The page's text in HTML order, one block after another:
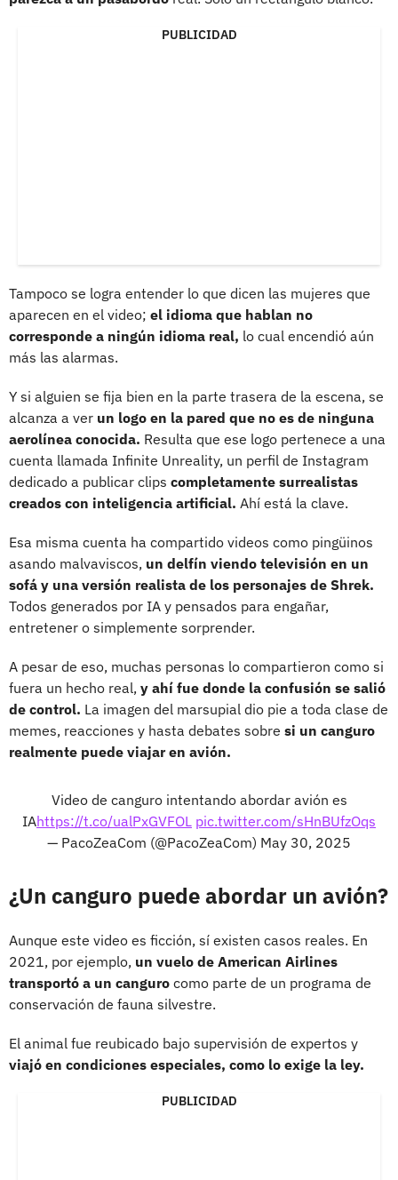
PUBLICIDAD
Tampoco se logra entender lo que dicen las mujeres que
aparecen en el video; el idioma que hablan no
corresponde a ningún idioma real, lo cual encendió aún
más las alarmas.
Y si alguien se fija bien en la parte trasera de la escena, se
alcanza a ver un logo en la pared que no es de ninguna
aerolínea conocida. Resulta que ese logo pertenece a una
cuenta llamada Infinite Unreality, un perfil de Instagram
dedicado a publicar clips completamente surrealistas
creados con inteligencia artificial. Ahí está la clave.
Esa misma cuenta ha compartido videos como pingüinos
asando malvaviscos, un delfín viendo televisión en un
sofá y una versión realista de los personajes de Shrek.
Todos generados por IA y pensados para engañar,
entretener o simplemente sorprender.
A pesar de eso, muchas personas lo compartieron como si
fuera un hecho real, y ahí fue donde la confusión se salió
de control. La imagen del marsupial dio pie a toda clase de
memes, reacciones y hasta debates sobre si un canguro
realmente puede viajar en avión.
Video de canguro intentando abordar avión es
IAhttps://t.co/ualPxGVFOL pic.twitter.com/sHnBUfzOqs
— PacoZeaCom (@PacoZeaCom) May 30, 2025
¿Un canguro puede abordar un avión?
Aunque este video es ficción, sí existen casos reales. En
2021, por ejemplo, un vuelo de American Airlines
transportó a un canguro como parte de un programa de
conservación de fauna silvestre.
El animal fue reubicado bajo supervisión de expertos y
viajó en condiciones especiales, como lo exige la ley.
PUBLICIDAD